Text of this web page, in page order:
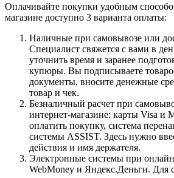
Оплачивайте покупки удобным
магазине доступно 3 варианта оплаты:
Наличные при самовывозе или
Специалист свяжется с вами в
уточнить время и заранее
купюры. Вы подписываете
документы, вносите денежные
товар и чек.
Безналичный расчет при
интернет-магазине: карты Visa и
оплатить покупку, система
системы ASSIST. Здесь нужно
действия и имя держателя.
Электронные системы при
WebMoney и Яндекс.Деньги. Для